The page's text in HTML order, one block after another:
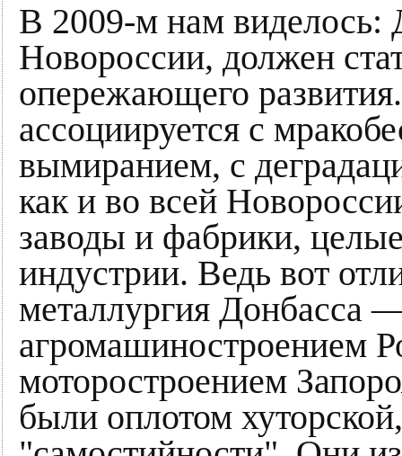
В 2009-м нам виделось:
Новороссии, должен
опережающего
ассоциируется с
вымиранием, с
как и во всей
заводы и фабрики,
индустрии. Ведь вот
металлургия Донбасса
агромашиностроением
моторостроением
были оплотом